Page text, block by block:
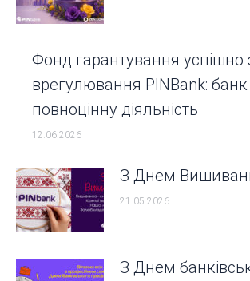
Фонд гарантування
врегулювання PINBank: банк
повноцінну діяльність
12.06.2026
З Днем
21.05.2026
З Днем